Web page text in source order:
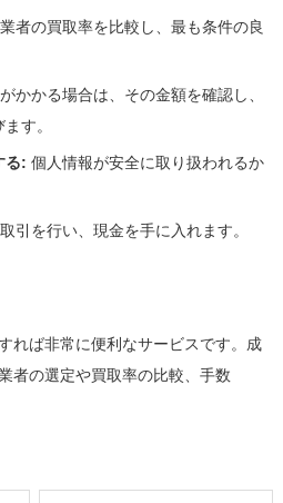
者の買取率を比較し、最も条件の良
かかる場合は、その金額を確認し、
す。
る: 個人情報が安全に取り扱われるか
引を行い、現金を手に入れます。
れば非常に便利なサービスです。成
者の選定や買取率の比較、手数